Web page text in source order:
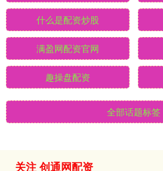
什么是配资炒股
满盈网配资官网
趣操盘配资
全部话题标签
关注 创通网配资